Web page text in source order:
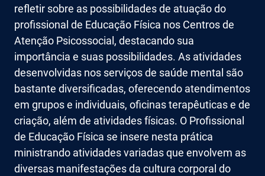
refletir sobre as possibilidades de atuação do
profissional de Educação Física nos Centros de
Atenção Psicossocial, destacando sua
importância e suas possibilidades. As atividades
desenvolvidas nos serviços de saúde mental são
bastante diversificadas, oferecendo atendimentos
em grupos e individuais, oficinas terapêuticas e de
criação, além de atividades físicas. O Profissional
de Educação Física se insere nesta prática
ministrando atividades variadas que envolvem as
diversas manifestações da cultura corporal do